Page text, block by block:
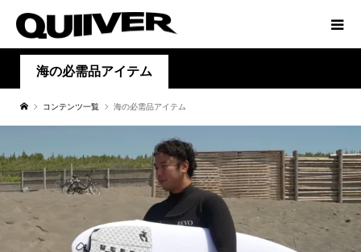
海の必需品アイテム
コンテンツ一覧 海の必需品アイテム